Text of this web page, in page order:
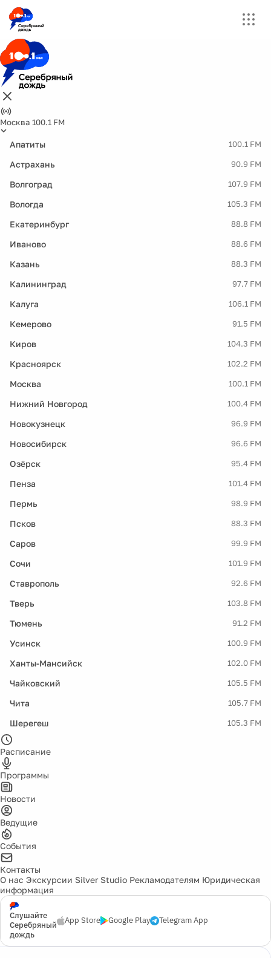
Москва 100.1 FM
Апатиты 100.1 FM
Астрахань 90.9 FM
Волгоград 107.9 FM
Вологда 105.3 FM
Екатеринбург 88.8 FM
Иваново 88.6 FM
Казань 88.3 FM
Калининград 97.7 FM
Калуга 106.1 FM
Кемерово 91.5 FM
Киров 104.3 FM
Красноярск 102.2 FM
Москва 100.1 FM
Нижний Новгород 100.4 FM
Новокузнецк 96.9 FM
Новосибирск 96.6 FM
Озёрск 95.4 FM
Пенза 101.4 FM
Пермь 98.9 FM
Псков 88.3 FM
Саров 99.9 FM
Сочи 101.9 FM
Ставрополь 92.6 FM
Тверь 103.8 FM
Тюмень 91.2 FM
Усинск 100.9 FM
Ханты-Мансийск 102.0 FM
Чайковский 105.5 FM
Чита 105.7 FM
Шерегеш 105.3 FM
Расписание
Программы
Новости
Ведущие
События
Контакты
О нас Экскурсии Silver Studio Рекламодателям Юридическая
информация
Слушайте
Серебряный
дождь
App Store Google Play Telegram App